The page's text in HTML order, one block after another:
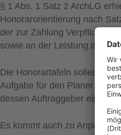
§ 1 Abs. 1 Satz 2 ArchLG
Honorarorientierung nach
der zur Zahlung
sowie an der Leistung des
Die Honorartafeln sollen für
Aufgabe für den Planer im
dessen Auftraggeber eine
Es kommt auch zu